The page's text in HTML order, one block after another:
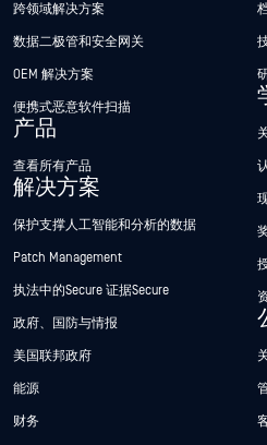
跨领域解决方案
数据二极管和安全网关
OEM 解决方案
便携式恶意软件扫描
产品
查看所有产品
解决方案
保护支撑人工智能和分析的数据
Patch Management
执法中的Secure 证据Secure
政府、国防与情报
美国联邦政府
能源
财务